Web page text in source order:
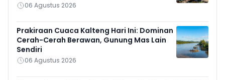
06 Agustus 2026
Prakiraan Cuaca Kalteng Hari Ini: Dominan
Cerah-Cerah Berawan, Gunung Mas Lain
Sendiri
06 Agustus 2026